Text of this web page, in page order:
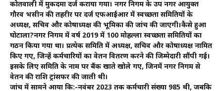
कोतवाली में मुकदमा दर्ज कराया गया। नगर निगम के उप नगर आयुक्त
गौरव भसीन की तहरीर पर दर्ज एफआईआर में स्वच्छता समितियों के
अध्यक्ष, सचिव और कोषाध्यक्ष की भूमिका की जांच की जाएगी।कैसे हुआ
घोटाला?नगर निगम में वर्ष 2019 में 100 मोहल्ला स्वच्छता समितियों का
गठन किया गया था। प्रत्येक समिति में अध्यक्ष, सचिव और कोषाध्यक्ष नामित
किए गए, जिन्हें कर्मचारियों का वेतन वितरण करने की जिम्मेदारी सौंपी गई।
इसके लिए समिति के नाम पर बैंक खाते खोले गए, जिनमें नगर निगम से
वेतन की राशि ट्रांसफर की जाती थी।
जांच में सामने आया कि:-नवंबर 2023 तक कर्मचारी संख्या 985 थी, जबकि